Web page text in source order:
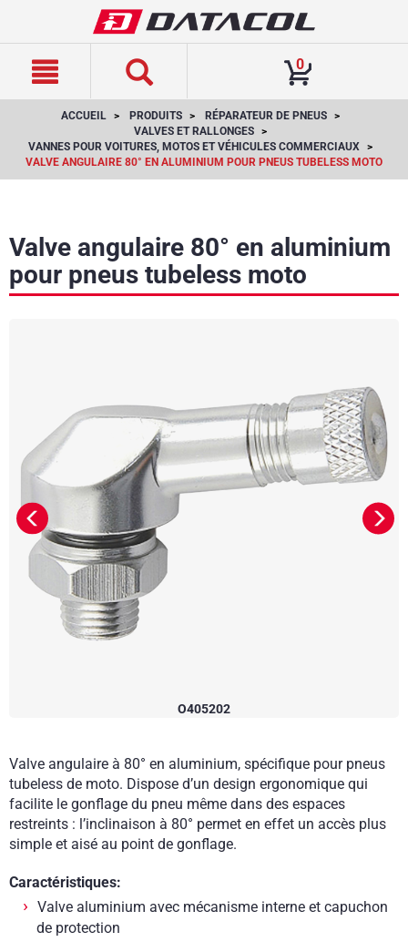
0
ACCUEIL PRODUITS
RÉPARATEUR DE PNEUS
VALVES ET RALLONGES
VANNES POUR VOITURES, MOTOS ET VÉHICULES COMMERCIAUX
VALVE ANGULAIRE 80° EN ALUMINIUM POUR PNEUS TUBELESS MOTO
O405202
Valve angulaire 80° en aluminium
pour pneus tubeless moto
Valve angulaire à 80° en aluminium, spécifique pour pneus
tubeless de moto. Dispose d’un design ergonomique qui
facilite le gonflage du pneu même dans des espaces
restreints : l’inclinaison à 80° permet en effet un accès plus
simple et aisé au point de gonflage.
Caractéristiques:
Valve aluminium avec mécanisme interne et capuchon
de protection